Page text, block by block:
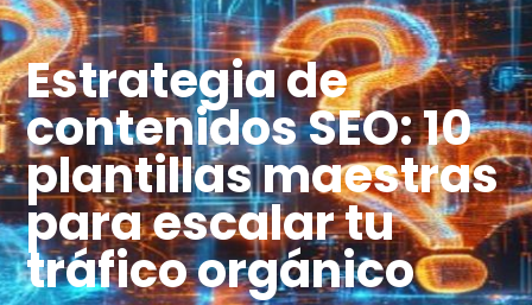
Estrategia de
contenidos SEO: 10
plantillas maestras
para escalar tu
tráfico orgánico